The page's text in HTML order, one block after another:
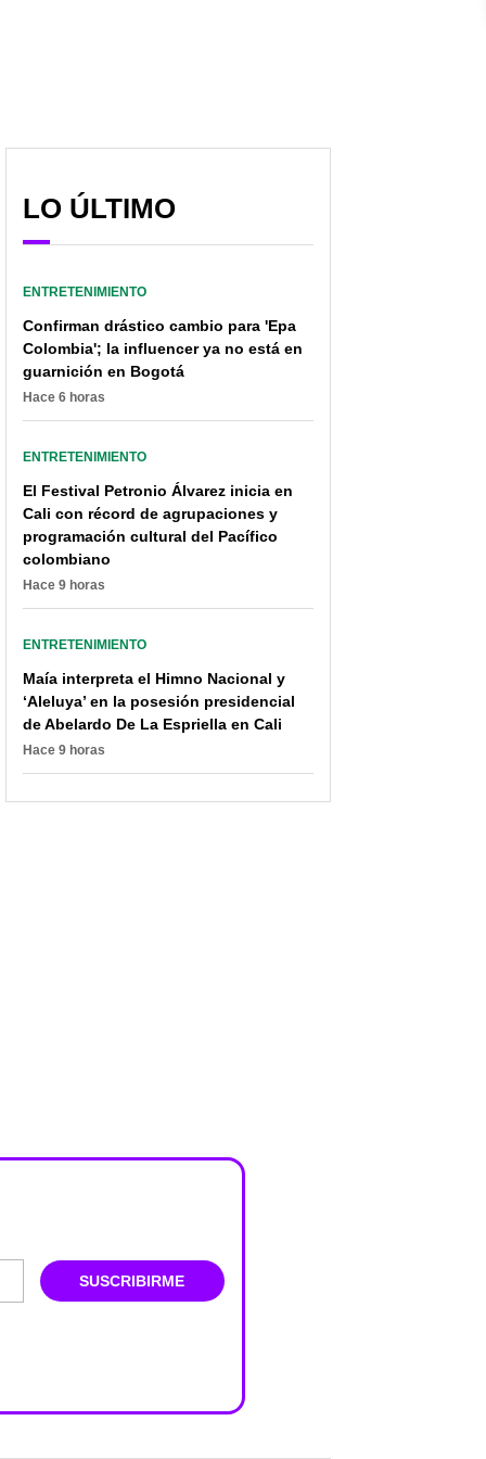
LO ÚLTIMO
ENTRETENIMIENTO
Confirman drástico cambio para 'Epa
Colombia'; la influencer ya no está en
guarnición en Bogotá
Hace 6 horas
ENTRETENIMIENTO
El Festival Petronio Álvarez inicia en
Cali con récord de agrupaciones y
programación cultural del Pacífico
colombiano
Hace 9 horas
ENTRETENIMIENTO
Maía interpreta el Himno Nacional y
‘Aleluya’ en la posesión presidencial
de Abelardo De La Espriella en Cali
Hace 9 horas
SUSCRIBIRME